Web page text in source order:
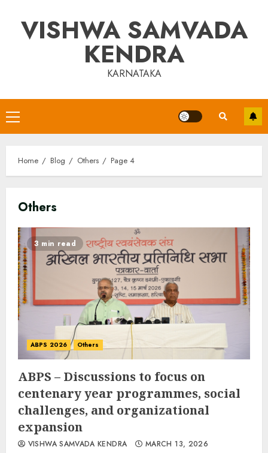
contentVISHWA SAMVADA
KENDRA
KARNATAKA
Primary
Menu
Home Blog Others Page 4
Others
3 min read
ABPS 2026 Others
ABPS – Discussions to focus on
centenary year programmes, social
challenges, and organizational
expansion
VISHWA SAMVADA KENDRA MARCH 13, 2026